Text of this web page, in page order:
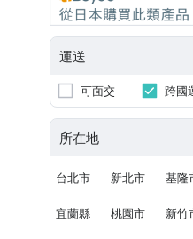
運送
可面交 跨國
所在地
台北市 新北市 基隆
宜蘭縣 桃園市 新竹